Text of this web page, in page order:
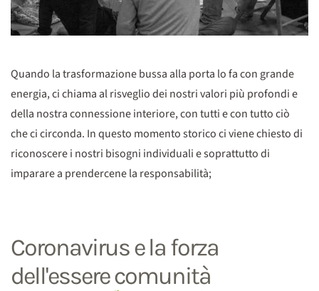
Quando la trasformazione bussa alla porta lo fa con grande
energia, ci chiama al risveglio dei nostri valori più profondi e
della nostra connessione interiore, con tutti e con tutto ciò
che ci circonda. In questo momento storico ci viene chiesto di
riconoscere i nostri bisogni individuali e soprattutto di
imparare a prendercene la responsabilità;
Coronavirus e la forza
dell'essere comunità